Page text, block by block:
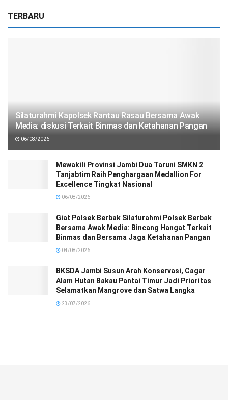
TERBARU
Silaturahmi Kapolsek Rantau Rasau Bersama Awak
Media: diskusi Terkait Binmas dan Ketahanan Pangan
06/08/2026
Mewakili Provinsi Jambi Dua Taruni SMKN 2
Tanjabtim Raih Penghargaan Medallion For
Excellence Tingkat Nasional
06/08/2026
Giat Polsek Berbak Silaturahmi Polsek Berbak
Bersama Awak Media: Bincang Hangat Terkait
Binmas dan Bersama Jaga Ketahanan Pangan
04/08/2026
BKSDA Jambi Susun Arah Konservasi, Cagar
Alam Hutan Bakau Pantai Timur Jadi Prioritas
Selamatkan Mangrove dan Satwa Langka
23/07/2026